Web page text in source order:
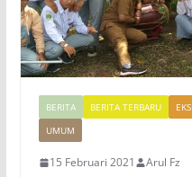
BERITA BERITA TERBARU
UMUM
15 Februari 2021 Arul Fz